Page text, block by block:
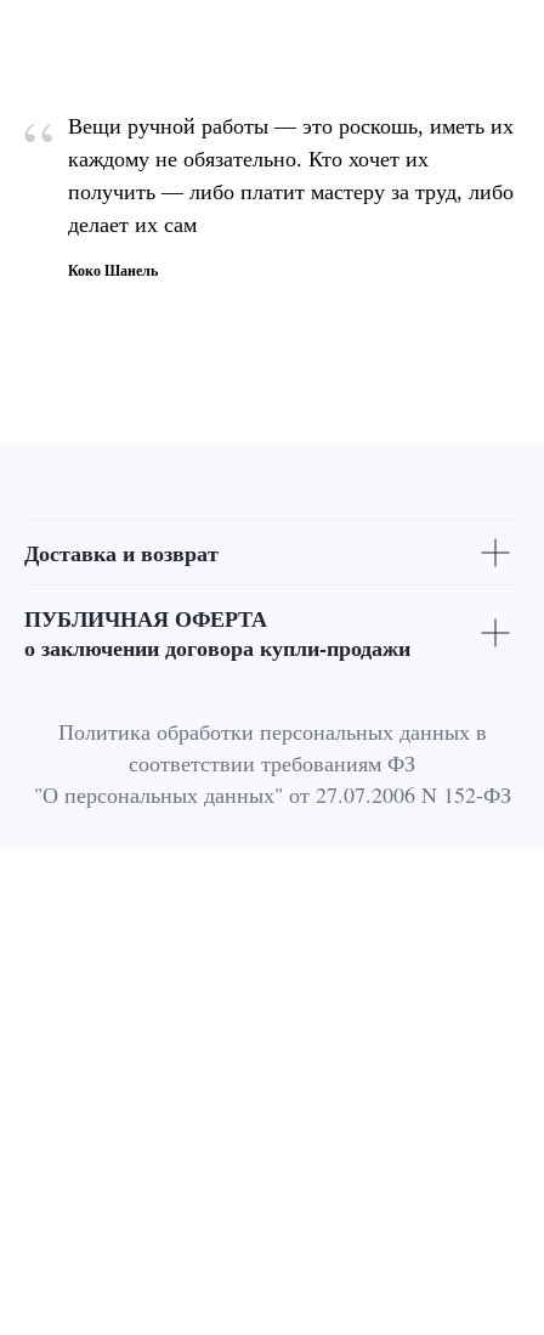
“
Вещи ручной работы — это роскошь, иметь их
каждому не обязательно. Кто хочет их
получить — либо платит мастеру за труд, либо
делает их сам
Коко Шанель
Доставка и возврат
ПУБЛИЧНАЯ ОФЕРТА
о заключении договора купли-продажи
Политика обработки персональных данных в
соответствии требованиям ФЗ
"О персональных данных" от 27.07.2006 N 152-ФЗ